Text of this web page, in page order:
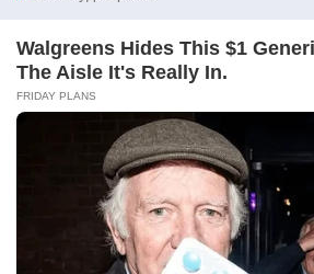
была бледная, весело
кресло.
— И я младшего отругала,
старшие, представляешь, на
встали… — рассказывала
ситуацию со своими